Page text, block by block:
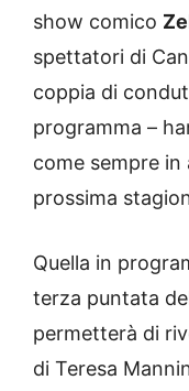
show comico
spettatori di
coppia di
programma –
come sempre
prossima
Quella in
terza puntata
permetterà di
di Teresa